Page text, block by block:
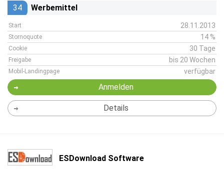
34 Werbemittel
Start 28.11.2013
Stornoquote 14 %
Cookie 30 Tage
Freigabe bis 20 Wochen
Mobil-Landingpage verfügbar
Anmelden
Details
ESDownload Software